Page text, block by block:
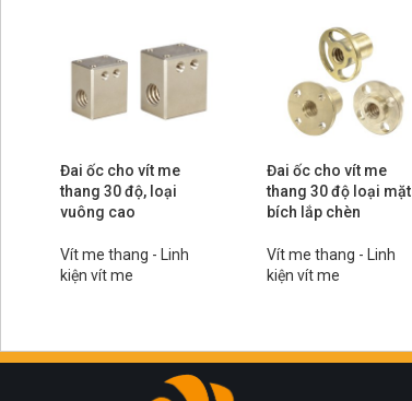
Đai ốc cho vít me
thang 30 độ, loại
vuông cao
Vít me thang - Linh
kiện vít me
Đai ốc cho vít me
thang 30 độ loại mặt
bích lắp chèn
Vít me thang - Linh
kiện vít me